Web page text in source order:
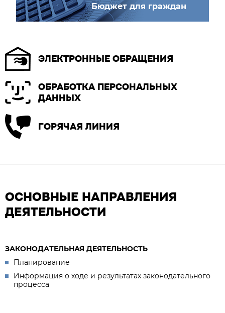
Бюджет для граждан
ЭЛЕКТРОННЫЕ ОБРАЩЕНИЯ
ОБРАБОТКА ПЕРСОНАЛЬНЫХ
ДАННЫХ
ГОРЯЧАЯ ЛИНИЯ
ОСНОВНЫЕ НАПРАВЛЕНИЯ
ДЕЯТЕЛЬНОСТИ
ЗАКОНОДАТЕЛЬНАЯ ДЕЯТЕЛЬНОСТЬ
Планирование
Информация о ходе и результатах законодательного
процесса